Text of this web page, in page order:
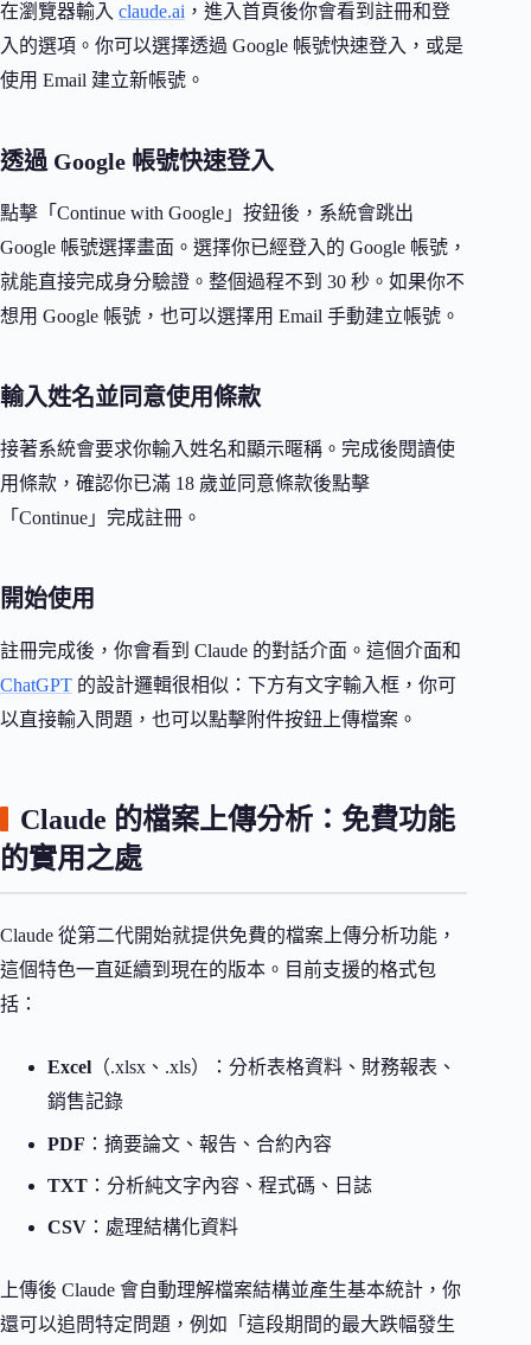
在瀏覽器輸入 claude.ai ，進入首頁後你會看到註冊和登
入的選項。你可以選擇透過 Google 帳號快速登入，或是
使用 Email 建立新帳號。
透過 Google 帳號快速登入
點擊「Continue with Google」按鈕後，系統會跳出
Google 帳號選擇畫面。選擇你已經登入的 Google 帳號，
就能直接完成身分驗證。整個過程不到 30 秒。如果你不
想用 Google 帳號，也可以選擇用 Email 手動建立帳號。
輸入姓名並同意使用條款
接著系統會要求你輸入姓名和顯示暱稱。完成後閱讀使
用條款，確認你已滿 18 歲並同意條款後點擊
「Continue」完成註冊。
開始使用
註冊完成後，你會看到 Claude 的對話介面。這個介面和
ChatGPT 的設計邏輯很相似：下方有文字輸入框，你可
以直接輸入問題，也可以點擊附件按鈕上傳檔案。
Claude 的檔案上傳分析：免費功能
的實用之處
Claude 從第二代開始就提供免費的檔案上傳分析功能，
這個特色一直延續到現在的版本。目前支援的格式包
括：
Excel （.xlsx、.xls）：分析表格資料、財務報表、
銷售記錄
PDF ：摘要論文、報告、合約內容
TXT ：分析純文字內容、程式碼、日誌
CSV ：處理結構化資料
上傳後 Claude 會自動理解檔案結構並產生基本統計，你
還可以追問特定問題，例如「這段期間的最大跌幅發生